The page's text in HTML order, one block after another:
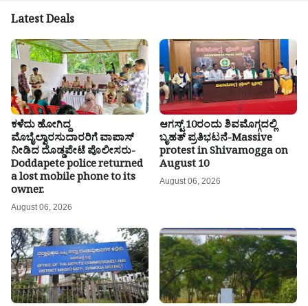
Latest Deals
ಕಳೆದು ಹೋಗಿದ್ದ
ಮೊಬೈಲ್ವಾರಸುದಾರರಿಗೆ ವಾಪಾಸ್
ನೀಡಿದ ದೊಡ್ಡಪೇಟೆ ಪೊಲೀಸರು-
Doddapete police returned
a lost mobile phone to its
owner.
August 06, 2026
ಆಗಸ್ಟ್‌ 10ರಂದು ಶಿವಮೊಗ್ಗದಲ್ಲಿ
ಬೃಹತ್ ಪ್ರತಿಭಟನೆ-Massive
protest in Shivamogga on
August 10
August 06, 2026